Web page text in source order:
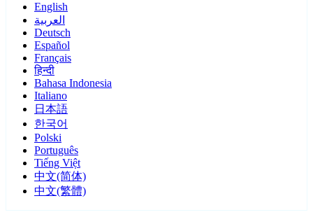
English
العربية
Deutsch
Español
Français
हिन्दी
Bahasa Indonesia
Italiano
日本語
한국어
Polski
Português
Tiếng Việt
中文(简体)
中文(繁體)